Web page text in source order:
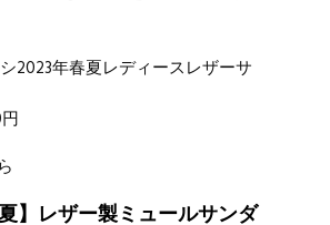
2023年春夏レディースレザーサ
夏】レザー製ミュールサンダ